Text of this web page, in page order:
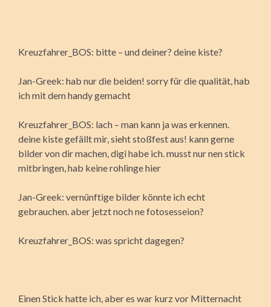
Kreuzfahrer_BOS: bitte – und deiner? deine kiste?
Jan-Greek: hab nur die beiden! sorry für die qualität, hab
ich mit dem handy gemacht
Kreuzfahrer_BOS: lach – man kann ja was erkennen.
deine kiste gefällt mir, sieht stoßfest aus! kann gerne
bilder von dir machen, digi habe ich. musst nur nen stick
mitbringen, hab keine rohlinge hier
Jan-Greek: vernünftige bilder könnte ich echt
gebrauchen. aber jetzt noch ne fotosesseion?
Kreuzfahrer_BOS: was spricht dagegen?
Einen Stick hatte ich, aber es war kurz vor Mitternacht